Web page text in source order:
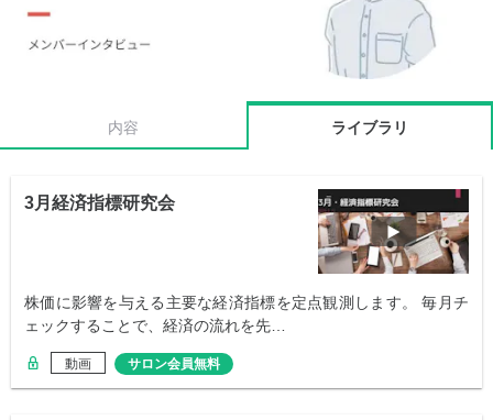
内容 ライブラリ
3月経済指標研究会
株価に影響を与える主要な経済指標を定点観測します。 毎月チ
ェックすることで、経済の流れを先…
動画 サロン会員無料